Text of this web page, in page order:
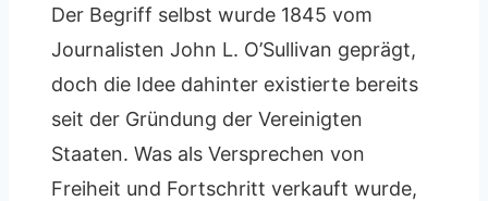
Der Begriff selbst wurde 1845 vom
Journalisten John L. O’Sullivan geprägt,
doch die Idee dahinter existierte bereits
seit der Gründung der Vereinigten
Staaten. Was als Versprechen von
Freiheit und Fortschritt verkauft wurde,